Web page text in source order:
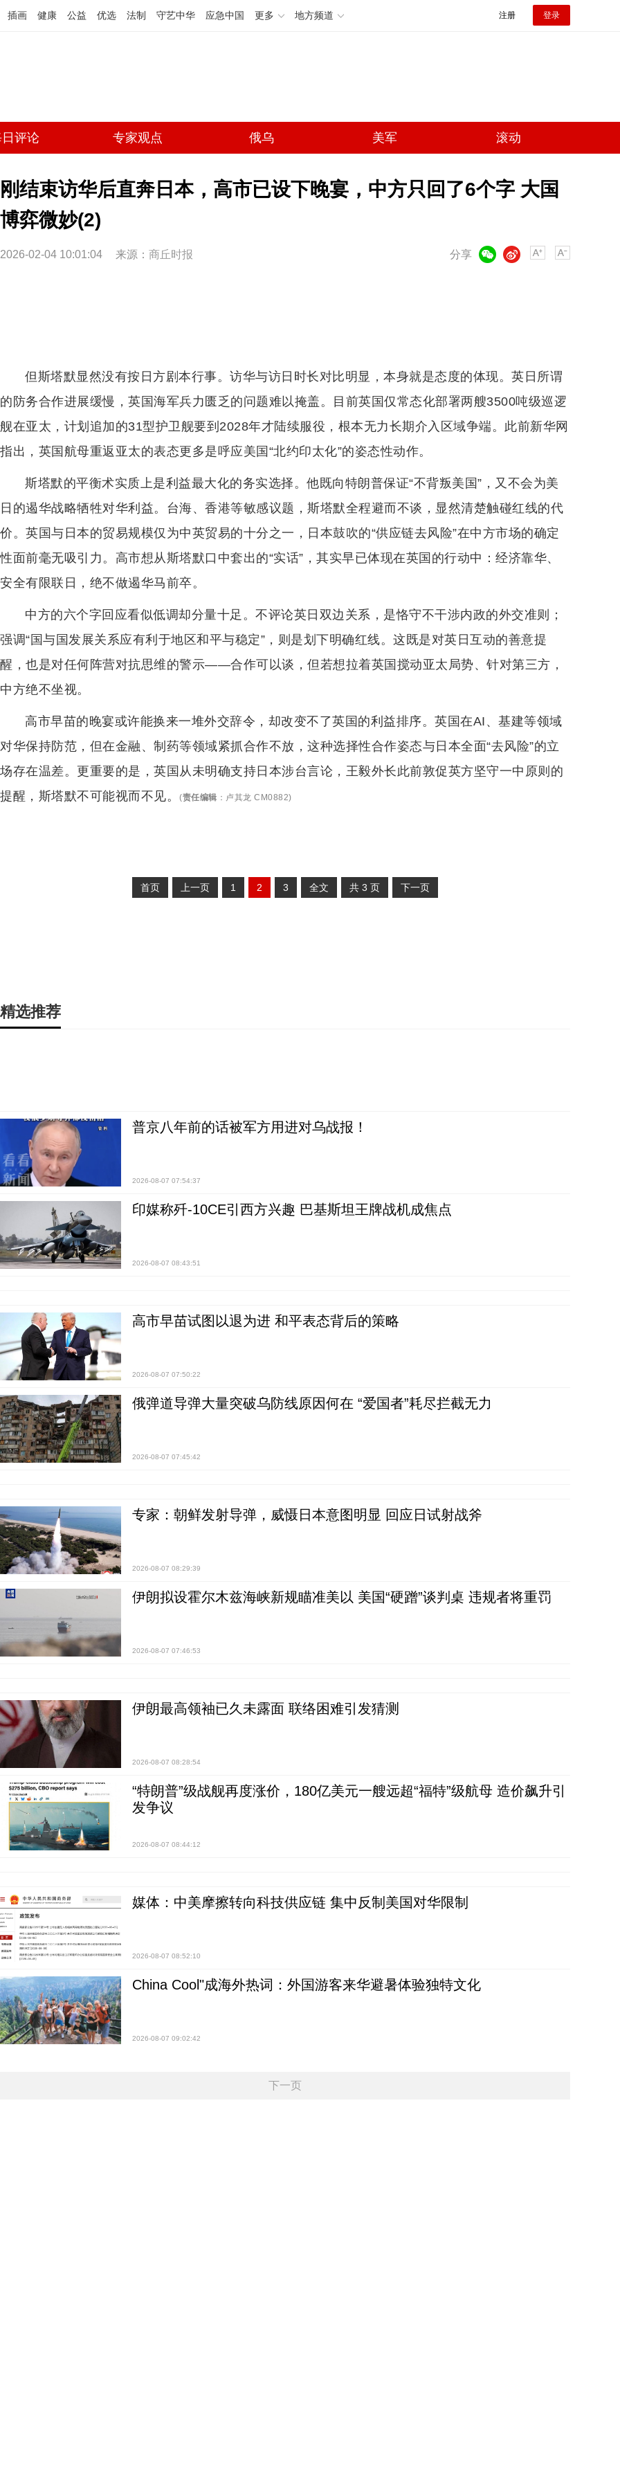
插画 健康 公益 优选 法制 守艺中华 应急中国 更多 地方频道 注册 登录
评论 专家观点 俄乌 美军 滚动
刚结束访华后直奔日本，高市已设下晚宴，中方只回了6个字 大国
博弈微妙(2)
2026-02-04 10:01:04 来源： 商丘时报 分享
微博
但斯塔默显然没有按日方剧本行事。访华与访日时长对比明显，本身就是态度的体现。英日所谓
的防务合作进展缓慢，英国海军兵力匮乏的问题难以掩盖。目前英国仅常态化部署两艘3500吨级巡逻
舰在亚太，计划追加的31型护卫舰要到2028年才陆续服役，根本无力长期介入区域争端。此前新华网
指出，英国航母重返亚太的表态更多是呼应美国“北约印太化”的姿态性动作。
斯塔默的平衡术实质上是利益最大化的务实选择。他既向特朗普保证“不背叛美国”，又不会为美
日的遏华战略牺牲对华利益。台海、香港等敏感议题，斯塔默全程避而不谈，显然清楚触碰红线的代
价。英国与日本的贸易规模仅为中英贸易的十分之一，日本鼓吹的“供应链去风险”在中方市场的确定
性面前毫无吸引力。高市想从斯塔默口中套出的“实话”，其实早已体现在英国的行动中：经济靠华、
安全有限联日，绝不做遏华马前卒。
中方的六个字回应看似低调却分量十足。不评论英日双边关系，是恪守不干涉内政的外交准则；
强调“国与国发展关系应有利于地区和平与稳定”，则是划下明确红线。这既是对英日互动的善意提
醒，也是对任何阵营对抗思维的警示——合作可以谈，但若想拉着英国搅动亚太局势、针对第三方，
中方绝不坐视。
高市早苗的晚宴或许能换来一堆外交辞令，却改变不了英国的利益排序。英国在AI、基建等领域
对华保持防范，但在金融、制药等领域紧抓合作不放，这种选择性合作姿态与日本全面“去风险”的立
场存在温差。更重要的是，英国从未明确支持日本涉台言论，王毅外长此前敦促英方坚守一中原则的
提醒，斯塔默不可能视而不见。
(责任编辑 ： 卢其龙 CM0882)
首页 上一页 1 2 3 全文 共 3 页 下一页
精选推荐
普京八年前的话被军方用进对乌战报！
2026-08-07 07:54:37
印媒称歼-10CE引西方兴趣 巴基斯坦王牌战机成焦点
2026-08-07 08:43:51
高市早苗试图以退为进 和平表态背后的策略
2026-08-07 07:50:22
俄弹道导弹大量突破乌防线原因何在 “爱国者”耗尽拦截无力
2026-08-07 07:45:42
专家：朝鲜发射导弹，威慑日本意图明显 回应日试射战斧
2026-08-07 08:29:39
伊朗拟设霍尔木兹海峡新规瞄准美以 美国“硬蹭”谈判桌 违规者将重罚
2026-08-07 07:46:53
伊朗最高领袖已久未露面 联络困难引发猜测
2026-08-07 08:28:54
“特朗普”级战舰再度涨价，180亿美元一艘远超“福特”级航母 造价飙升引
发争议
2026-08-07 08:44:12
媒体：中美摩擦转向科技供应链 集中反制美国对华限制
2026-08-07 08:52:10
China Cool"成海外热词：外国游客来华避暑体验独特文化
2026-08-07 09:02:42
下一页